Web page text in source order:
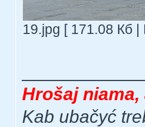
19.jpg [ 171.08 Кб
Hrošaj
Kab ubačyć